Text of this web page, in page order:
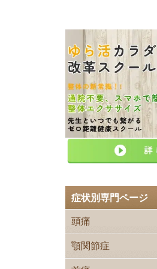
症状別専門ページ
頭痛
顎関節症